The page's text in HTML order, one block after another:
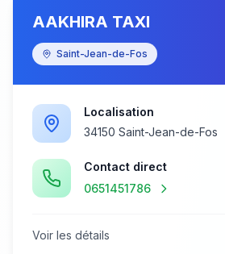
AAKHIRA TAXI
Saint-Jean-de-Fos
Localisation
34150 Saint-Jean-de-Fos
Contact direct
0651451786
Voir les détails